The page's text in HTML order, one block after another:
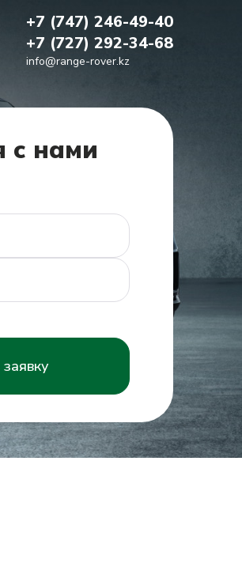
+7 (747) 246-49-40
+7 (727) 292-34-68
info@range-rover.kz
с нашим
с нами